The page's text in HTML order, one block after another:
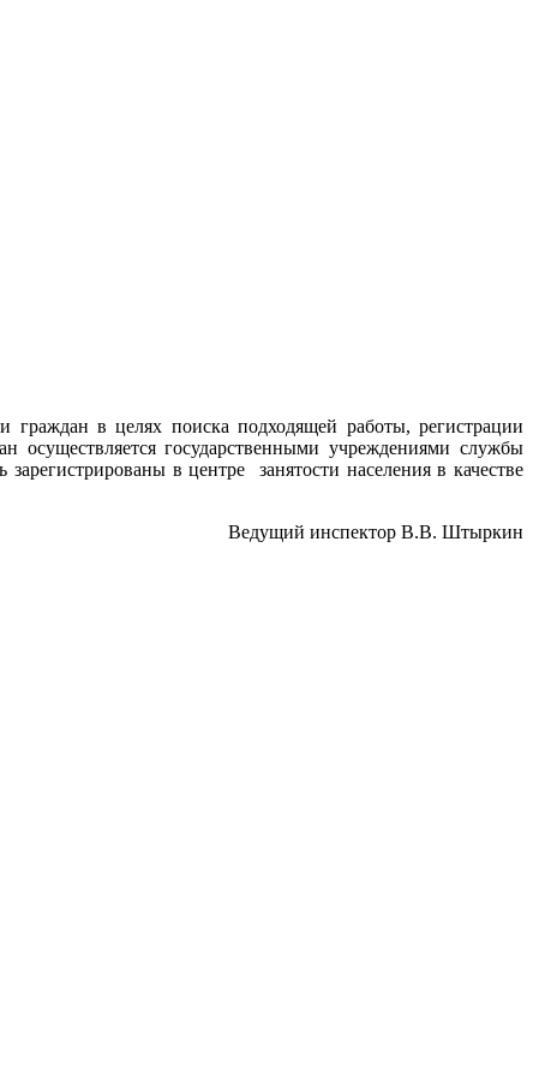
в целях поиска подходящей работы, регистрации
осуществляется государственными учреждениями службы
в центре занятости населения в качестве
Ведущий инспектор В.В. Штыркин